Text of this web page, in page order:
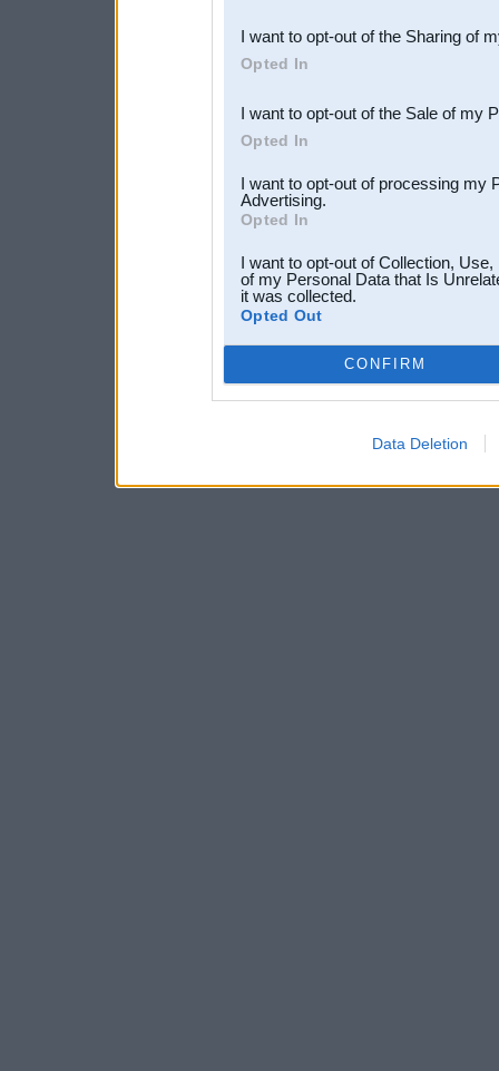
Downstream Participants
third parties.
I want to opt-out of the Sharing of
Opted In
I want to opt-out of the Sale of my
Opted In
I want to opt-out of processing my
Advertising.
Opted In
I want to opt-out of Collection,
of my Personal Data that Is
it was collected.
Opted Out
CONFIRM
Data Deletion